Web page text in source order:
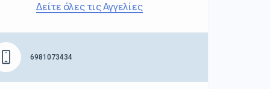
Δείτε όλες τις Αγγελίες
6981073434